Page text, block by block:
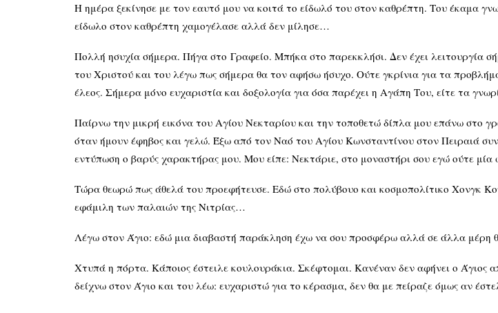
Η ημέρα ξεκίνησε με τον εαυτό μου να κοιτά το είδωλό του στον καθρέπτη. Του έκαμα
είδωλο στον καθρέπτη χαμογέλασε αλλά δεν μίλησε…
Πολλή ησυχία σήμερα. Πήγα στο Γραφείο. Μπήκα στο παρεκκλήσι. Δεν έχει λειτουργία
του Χριστού και του λέγω πως σήμερα θα τον αφήσω ήσυχο. Ούτε γκρίνια για τα
έλεος. Σήμερα μόνο ευχαριστία και δοξολογία για όσα παρέχει η Αγάπη Του, είτε τα
Παίρνω την μικρή εικόνα του Αγίου Νεκταρίου και την τοποθετώ δίπλα μου επάνω στο
όταν ήμουν έφηβος και γελώ. Έξω από τον Ναό του Αγίου Κωνσταντίνου στον Πειραιά
εντύπωση ο βαρύς χαρακτήρας μου. Μου είπε: Νεκτάριε, στο μοναστήρι σου εγώ ούτε
Τώρα θεωρώ πως άθελά του προεφήτευσε. Εδώ στο πολύβουο και κοσμοπολίτικο Χονγκ
εφάμιλη των παλαιών της Νιτρίας…
Λέγω στον Άγιο: εδώ μια διαβαστή παράκληση έχω να σου προσφέρω αλλά σε άλλα μέρη
Χτυπά η πόρτα. Κάποιος έστειλε κουλουράκια. Σκέφτομαι. Κανέναν δεν αφήνει ο
δείχνω στον Άγιο και του λέω: ευχαριστώ για το κέρασμα, δεν θα με πείραζε όμως αν